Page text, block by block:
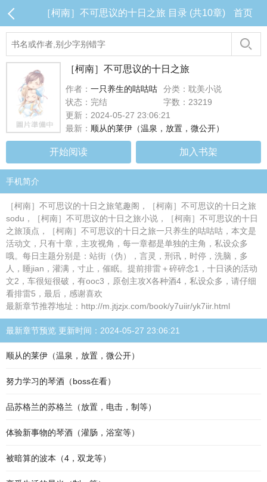
［柯南］不可思议的十日之旅 目录 (共10章) 首页
［柯南］不可思议的十日之旅
作者： 一只养生的咕咕咕
分类：耽美小说
状态：完结
字数：23219
更新：2024-05-27 23:06:21
最新： 顺从的莱伊（温泉，放置，微公开）
开始阅读 加入书架
手机简介
［柯南］不可思议的十日之旅笔趣阁，［柯南］不可思议的十日之旅
sodu，［柯南］不可思议的十日之旅小说，［柯南］不可思议的十日
之旅顶点，［柯南］不可思议的十日之旅一只养生的咕咕咕，本文是
活动文，只有十章，主攻视角，每一章都是单独的主角，私设众多
哦。每日主题分别是：站街（伪），言灵，刑讯，时停，洗脑，多
人，睡jian，灌满，寸止，催眠。提前排雷＋碎碎念1，十日谈的活动
文2，车很短很破，有ooc3，原创主攻X各种酒4，私设众多，请仔细
看排雷5，最后，感谢喜欢
最新章节推荐地址：http://m.jtjzjx.com/book/y7uiir/yk7iir.html
最新章节预览 更新时间：2024-05-27 23:06:21
顺从的莱伊（温泉，放置，微公开）
努力学习的琴酒（boss在看）
品苏格兰的苏格兰（放置，电击，制等）
体验新事物的琴酒（灌肠，浴室等）
被暗算的波本（4，双龙等）